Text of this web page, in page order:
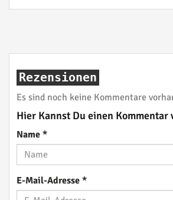
Rezensionen
Es sind noch keine Kommentare
Hier Kannst Du einen Kommentar
Name *
E-Mail-Adresse *